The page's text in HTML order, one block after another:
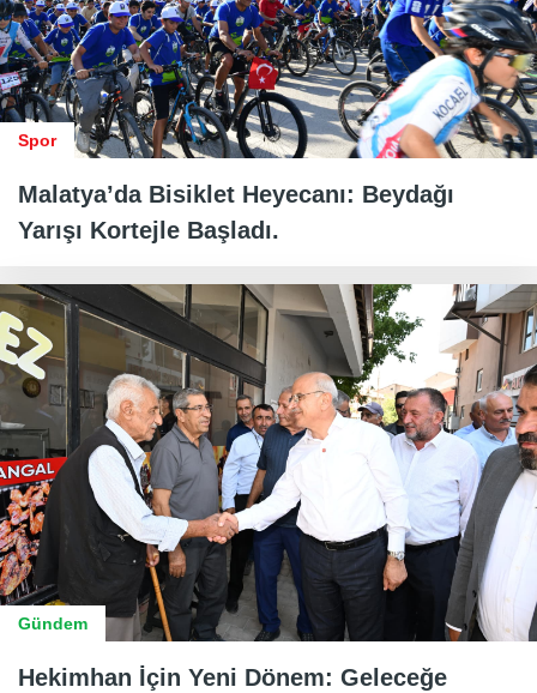
Spor
Malatya’da Bisiklet Heyecanı: Beydağı
Yarışı Kortejle Başladı.
Gündem
Hekimhan İçin Yeni Dönem: Geleceğe